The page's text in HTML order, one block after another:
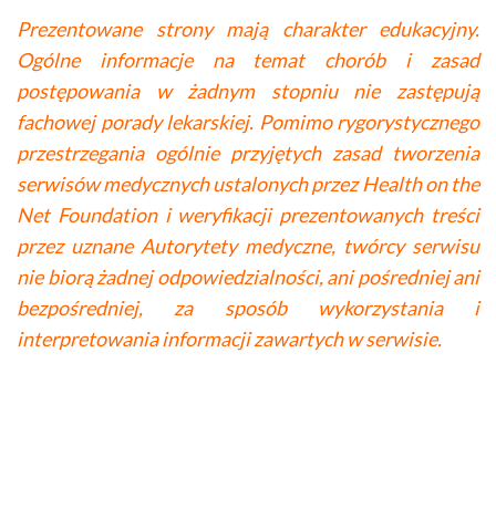
Prezentowane strony mają charakter edukacyjny.
Ogólne informacje na temat chorób i zasad
postępowania w żadnym stopniu nie zastępują
fachowej porady lekarskiej. Pomimo rygorystycznego
przestrzegania ogólnie przyjętych zasad tworzenia
serwisów medycznych ustalonych przez Health on the
Net Foundation i weryfikacji prezentowanych treści
przez uznane Autorytety medyczne, twórcy serwisu
nie biorą żadnej odpowiedzialności, ani pośredniej ani
bezpośredniej, za sposób wykorzystania i
interpretowania informacji zawartych w serwisie.